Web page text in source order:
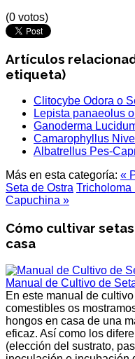
(0 votos)
Artículos
etiqueta)
Clitocybe Odora o
Lepista panaeolus
Ganoderma
Camarophyllus
Albatrellus Pes-
Más en esta categoría: «
Seta de Ostra Tricholoma
Capuchina »
Cómo cultivar
casa
Manual de Cultivo de
En este manual de
comestibles os
hongos en casa de una
eficaz. Así como los
(elección del sustrato,